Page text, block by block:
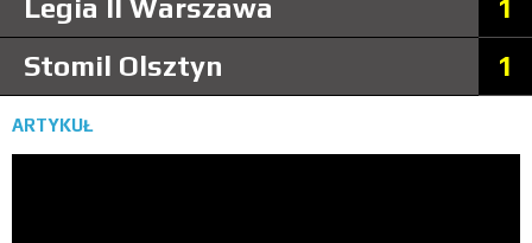
Legia II Warszawa
1
Stomil Olsztyn
1
ARTYKUŁ